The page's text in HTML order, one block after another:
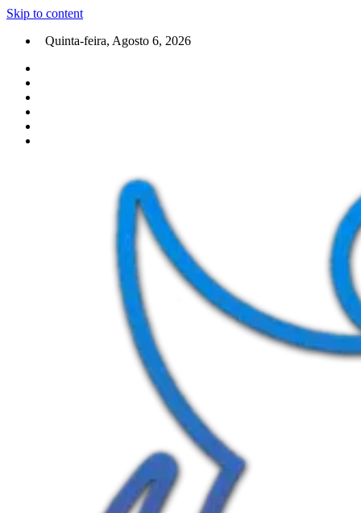
Skip to content
Quinta-feira, Agosto 6, 2026